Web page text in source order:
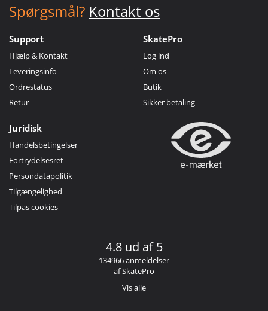
Spørgsmål? Kontakt os
Support
Hjælp & Kontakt
Leveringsinfo
Ordrestatus
Retur
SkatePro
Log ind
Om os
Butik
Sikker betaling
Juridisk
Handelsbetingelser
Fortrydelsesret
Persondatapolitik
Tilgængelighed
Tilpas cookies
4.8 ud af 5
134966 anmeldelser
af SkatePro
Vis alle